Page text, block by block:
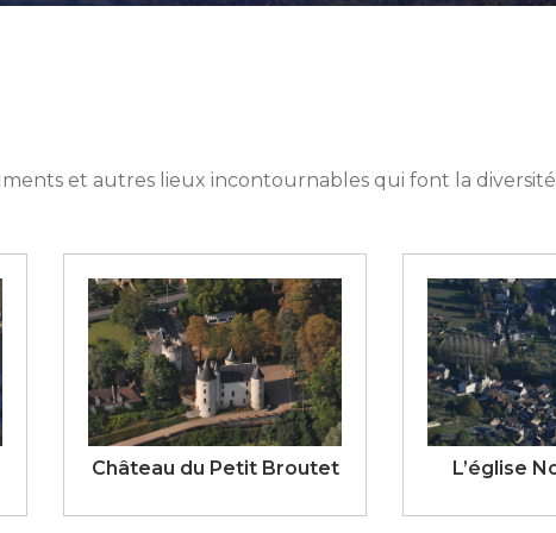
et autres lieux incontournables qui font la
Château du Petit Broutet L’église